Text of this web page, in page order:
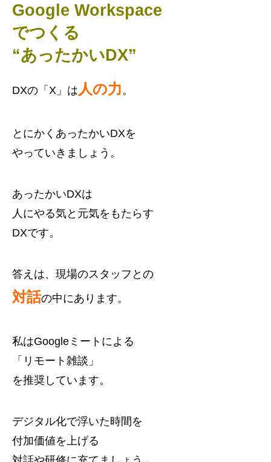
Google Workspace
でつくる
“あったかいDX”
DXの「X」は 人の力 。
とにかくあったかいDXを
やっていきましょう。
あったかいDXは
人にやる気と元気をもたらす
DXです。
答えは、現場のスタッフとの
対話の中にあります。
私はGoogleミートによる
「リモート雑談」
を推奨しています。
デジタル化で浮いた時間を
付加価値を上げる